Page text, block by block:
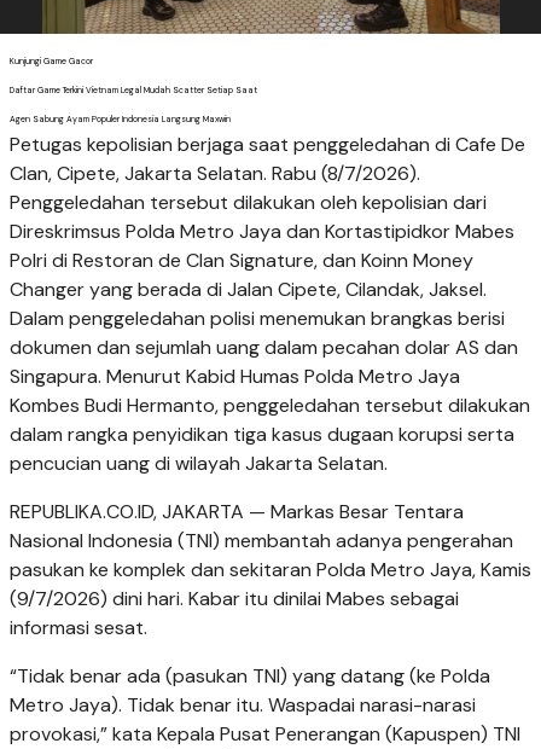
Kunjungi Game Gacor
Daftar Game Terkini Vietnam Legal Mudah Scatter Setiap Saat
Agen Sabung Ayam Populer Indonesia Langsung Maxwin
Petugas kepolisian berjaga saat penggeledahan di Cafe De
Clan, Cipete, Jakarta Selatan. Rabu (8/7/2026).
Penggeledahan tersebut dilakukan oleh kepolisian dari
Direskrimsus Polda Metro Jaya dan Kortastipidkor Mabes
Polri di Restoran de Clan Signature, dan Koinn Money
Changer yang berada di Jalan Cipete, Cilandak, Jaksel.
Dalam penggeledahan polisi menemukan brangkas berisi
dokumen dan sejumlah uang dalam pecahan dolar AS dan
Singapura. Menurut Kabid Humas Polda Metro Jaya
Kombes Budi Hermanto, penggeledahan tersebut dilakukan
dalam rangka penyidikan tiga kasus dugaan korupsi serta
pencucian uang di wilayah Jakarta Selatan.
REPUBLIKA.CO.ID, JAKARTA — Markas Besar Tentara
Nasional Indonesia (TNI) membantah adanya pengerahan
pasukan ke komplek dan sekitaran Polda Metro Jaya, Kamis
(9/7/2026) dini hari. Kabar itu dinilai Mabes sebagai
informasi sesat.
“Tidak benar ada (pasukan TNI) yang datang (ke Polda
Metro Jaya). Tidak benar itu. Waspadai narasi-narasi
provokasi,” kata Kepala Pusat Penerangan (Kapuspen) TNI